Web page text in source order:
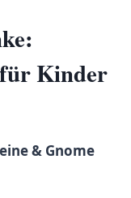
Kinder
& Gnome